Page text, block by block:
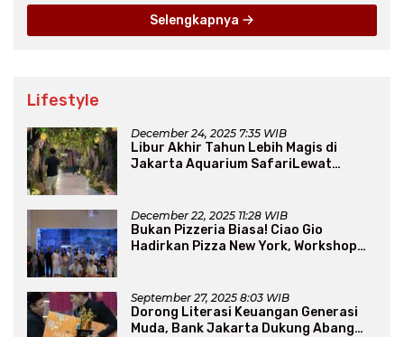
Selengkapnya
Lifestyle
December 24, 2025 7:35 WIB
Libur Akhir Tahun Lebih Magis di
Jakarta Aquarium SafariLewat
December 22, 2025 11:28 WIB
Bukan Pizzeria Biasa! Ciao Gio
Hadirkan Pizza New York, Workshop
September 27, 2025 8:03 WIB
Dorong Literasi Keuangan Generasi
Muda, Bank Jakarta Dukung Abang